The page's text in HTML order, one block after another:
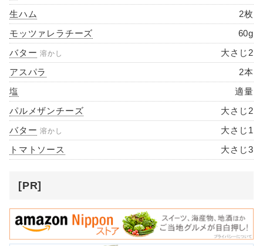
生ハム
2枚
モッツァレラチーズ
60g
バター 溶かし
大さじ2
アスパラ
2本
塩
適量
パルメザンチーズ
大さじ2
バター 溶かし
大さじ1
トマトソース
大さじ3
[PR]